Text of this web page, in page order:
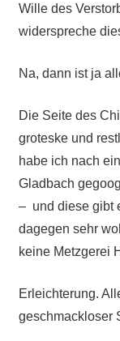
Wille des
widerspreche
Na, dann ist ja
Die Seite des
groteske und
habe ich nach
Gladbach
– und diese gibt
dagegen sehr
keine Metzgerei
Erleichterung.
geschmackloser